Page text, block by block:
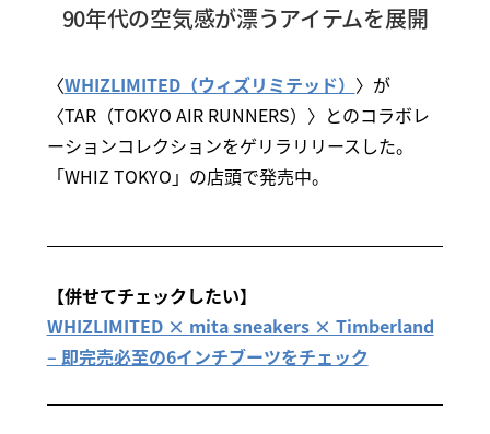
90年代の空気感が漂うアイテムを展開
〈WHIZLIMITED（ウィズリミテッド） 〉が
〈TAR（TOKYO AIR RUNNERS）〉とのコラボレ
ーションコレクションをゲリラリリースした。
「WHIZ TOKYO」の店頭で発売中。
【併せてチェックしたい】
WHIZLIMITED × mita sneakers × Timberland
– 即完売必至の6インチブーツをチェック